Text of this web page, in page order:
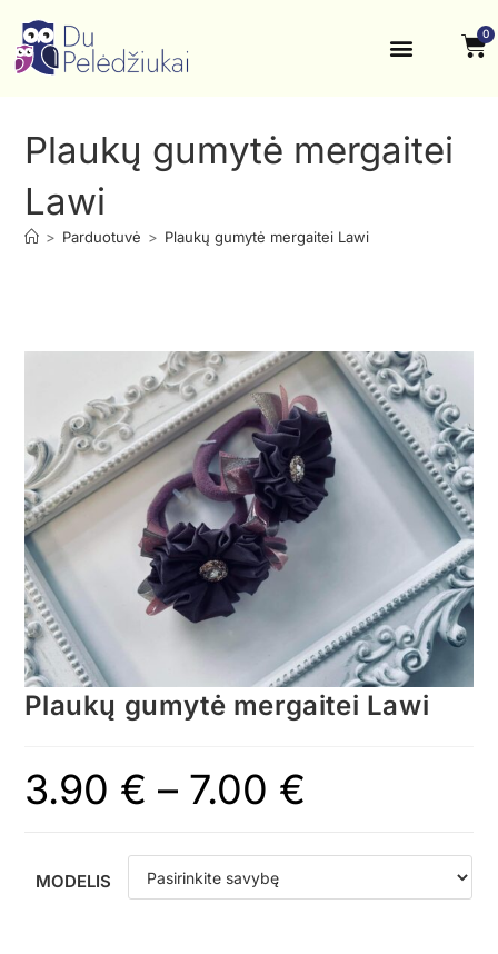
0
Plaukų gumytė mergaitei
Lawi
> Parduotuvė > Plaukų gumytė mergaitei Lawi
Plaukų gumytė mergaitei Lawi
3.90 € – 7.00 €
MODELIS